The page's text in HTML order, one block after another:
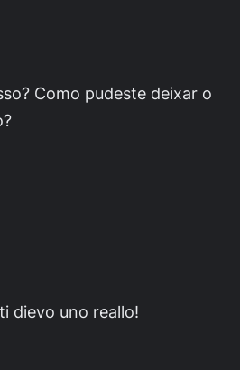
Como pudeste deixar o
dievo uno reallo!